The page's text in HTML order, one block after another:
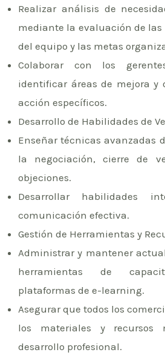
Realizar análisis de
mediante la evaluación de
del equipo y las metas
Colaborar con los
identificar áreas de mejora y
acción específicos.
Desarrollo de Habilidades de
Enseñar técnicas avanzadas
la negociación, cierre de
objeciones.
Desarrollar habilidades
comunicación efectiva.
Gestión de Herramientas y
Administrar y mantener
herramientas de
plataformas de e-learning.
Asegurar que todos los
los materiales y recursos
desarrollo profesional.